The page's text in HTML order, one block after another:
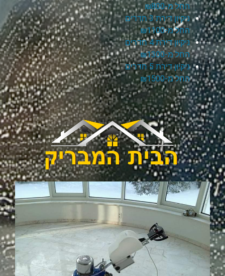
החל מ-₪800
ניקיון דירת 3 חדרים
החל מ-₪1100
ניקיון דירת 4 חדרים
החל מ-₪1300
ניקיון דירת 5 חדרים
החל מ-₪1500